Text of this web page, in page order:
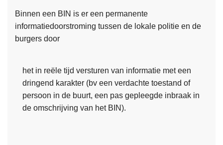
Binnen een BIN is er een permanente
informatiedoorstroming tussen de lokale politie en de
burgers door
het in reële tijd versturen van informatie met een
dringend karakter (bv een verdachte toestand of
persoon in de buurt, een pas gepleegde inbraak in
de omschrijving van het BIN).